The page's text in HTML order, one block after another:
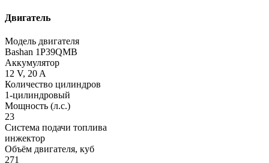
Двигатель
Модель двигателя
Bashan 1P39QMB
Аккумулятор
12 V, 20 A
Количество цилиндров
1-цилиндровый
Мощность (л.с.)
23
Система подачи топлива
инжектор
Объём двигателя, куб
271